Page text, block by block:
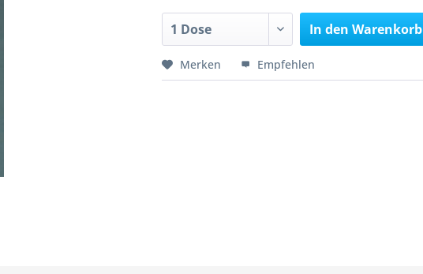
In den Warenkorb
Merken Empfehlen